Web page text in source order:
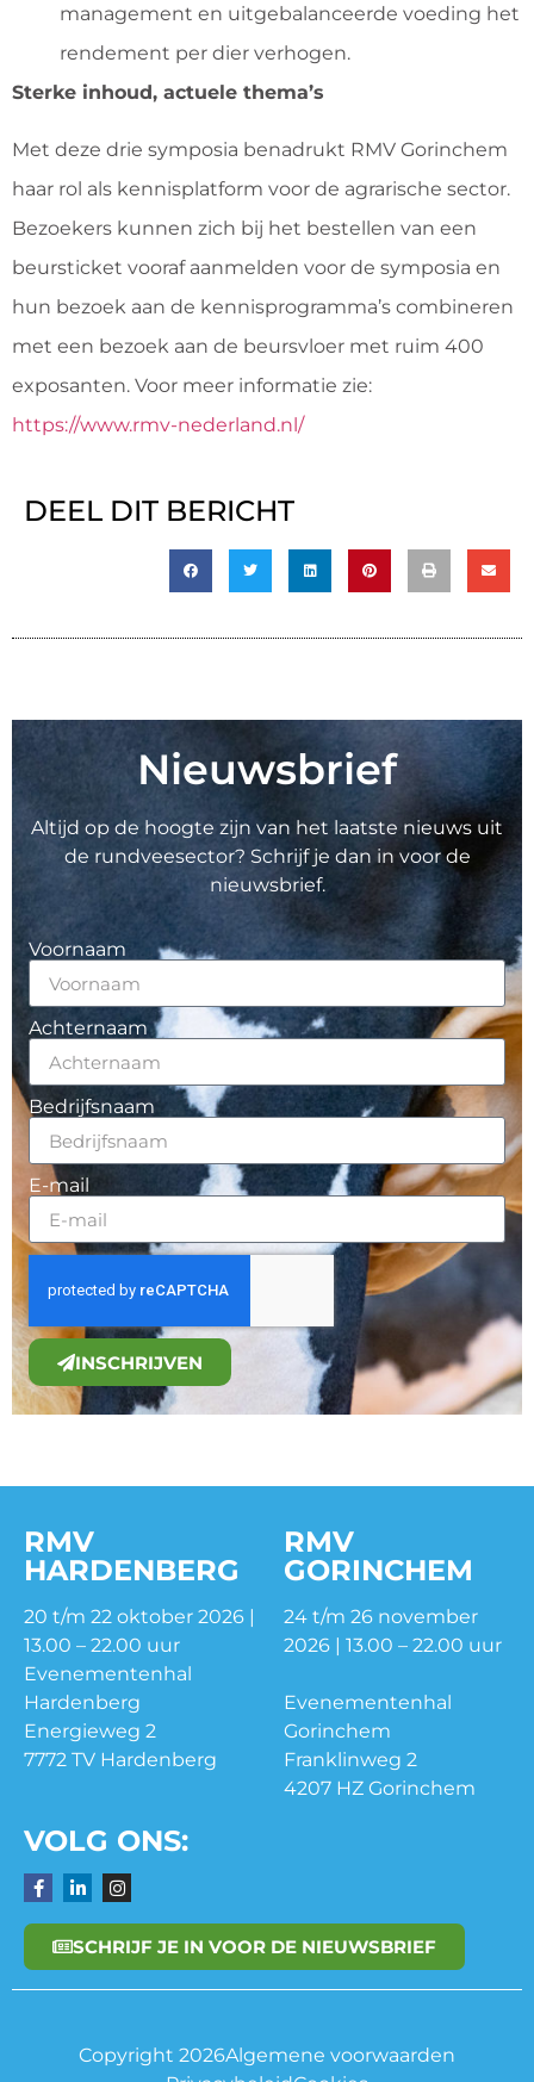
management en uitgebalanceerde voeding het
rendement per dier verhogen.
Sterke inhoud, actuele thema’s
Met deze drie symposia benadrukt RMV Gorinchem
haar rol als kennisplatform voor de agrarische sector.
Bezoekers kunnen zich bij het bestellen van een
beursticket vooraf aanmelden voor de symposia en
hun bezoek aan de kennisprogramma’s combineren
met een bezoek aan de beursvloer met ruim 400
exposanten. Voor meer informatie zie:
https://www.rmv-nederland.nl/
DEEL DIT BERICHT
Nieuwsbrief
Altijd op de hoogte zijn van het laatste nieuws uit
de rundveesector? Schrijf je dan in voor de
nieuwsbrief.
Voornaam
Achternaam
Bedrijfsnaam
E-mail
INSCHRIJVEN
RMV
HARDENBERG
20 t/m 22 oktober 2026 |
13.00 – 22.00 uur
Evenementenhal
Hardenberg
Energieweg 2
7772 TV Hardenberg
RMV
GORINCHEM
24 t/m 26 november
2026 | 13.00 – 22.00 uur
Evenementenhal
Gorinchem
Franklinweg 2
4207 HZ Gorinchem
VOLG ONS:
SCHRIJF JE IN VOOR DE NIEUWSBRIEF
Copyright 2026Algemene voorwaarden